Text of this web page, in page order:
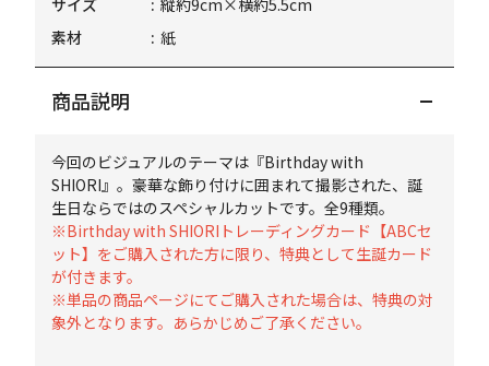
サイズ
縦約9cm×横約5.5cm
素材
紙
商品説明
今回のビジュアルのテーマは『Birthday with
SHIORI』。豪華な飾り付けに囲まれて撮影された、誕
生日ならではのスペシャルカットです。全9種類。
※Birthday with SHIORIトレーディングカード【ABCセ
ット】をご購入された方に限り、特典として生誕カード
が付きます。
※単品の商品ページにてご購入された場合は、特典の対
象外となります。あらかじめご了承ください。